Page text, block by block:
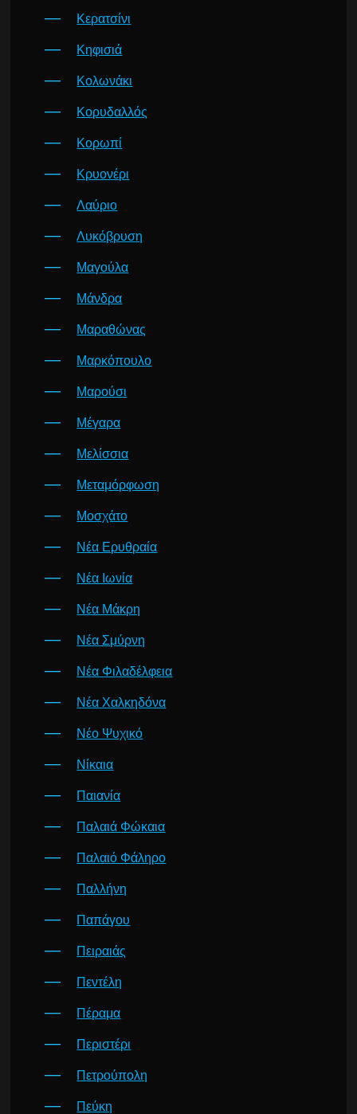
Κερατσίνι
Κηφισιά
Κολωνάκι
Κορυδαλλός
Κορωπί
Κρυονέρι
Λαύριο
Λυκόβρυση
Μαγούλα
Μάνδρα
Μαραθώνας
Μαρκόπουλο
Μαρούσι
Μέγαρα
Μελίσσια
Μεταμόρφωση
Μοσχάτο
Νέα Ερυθραία
Νέα Ιωνία
Νέα Μάκρη
Νέα Σμύρνη
Νέα Φιλαδέλφεια
Νέα Χαλκηδόνα
Νέο Ψυχικό
Νίκαια
Παιανία
Παλαιά Φώκαια
Παλαιό Φάληρο
Παλλήνη
Παπάγου
Πειραιάς
Πεντέλη
Πέραμα
Περιστέρι
Πετρούπολη
Πεύκη